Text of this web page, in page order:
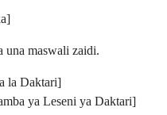
una maswali zaidi.
la Daktari]
ya Leseni ya Daktari]